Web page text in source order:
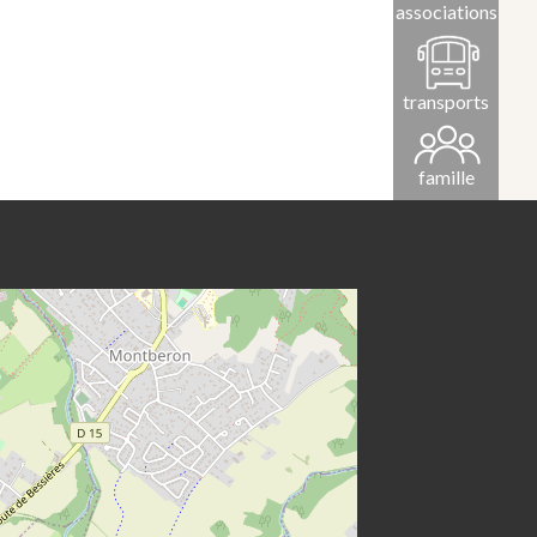
associations
transports
famille